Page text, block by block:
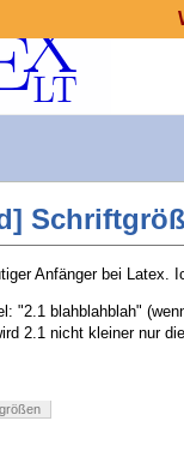
Anfänger bei Latex.
"2.1 blahblahblah"
2.1 nicht kleiner nur